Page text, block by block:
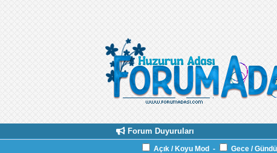
Forum Duyuruları
Açık / Koyu Mod - Gece /